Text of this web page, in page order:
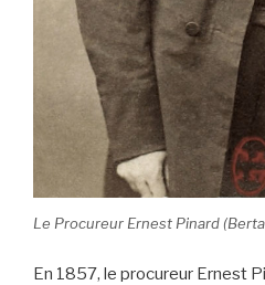
Le Procureur Ernest Pinard
En 1857, le procureur Ernest